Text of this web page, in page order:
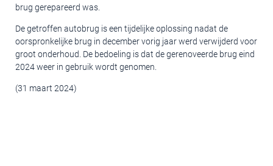
brug gerepareerd was.
De getroffen autobrug is een tijdelijke oplossing nadat de
oorspronkelijke brug in december vorig jaar werd verwijderd voor
groot onderhoud. De bedoeling is dat de gerenoveerde brug eind
2024 weer in gebruik wordt genomen.
(31 maart 2024)